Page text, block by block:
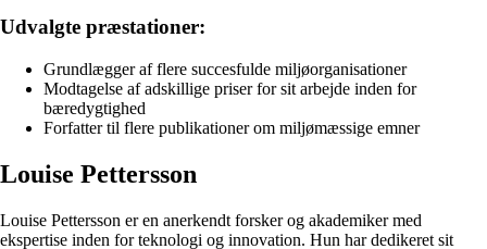
Udvalgte præstationer:
Grundlægger af flere succesfulde miljøorganisationer
Modtagelse af adskillige priser for sit arbejde inden for
bæredygtighed
Forfatter til flere publikationer om miljømæssige emner
Louise Pettersson
Louise Pettersson er en anerkendt forsker og akademiker med
ekspertise inden for teknologi og innovation. Hun har dedikeret sit